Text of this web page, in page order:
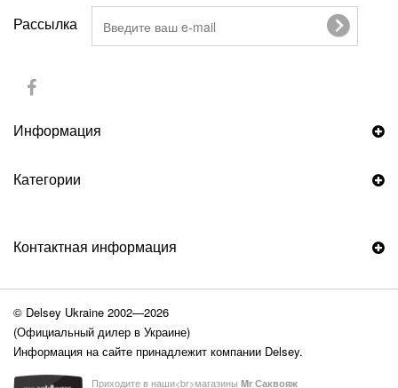
Рассылка
Информация
Категории
© Delsey Ukraine 2002—2026
(Официальный дилер в Украине)
Информация на сайте принадлежит компании Delsey.
Приходите в наши<br>магазины Mr Саквояж
Контактная информация